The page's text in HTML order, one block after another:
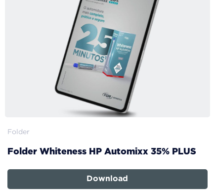
Folder
Folder Whiteness HP Automixx 35% PLUS
Download